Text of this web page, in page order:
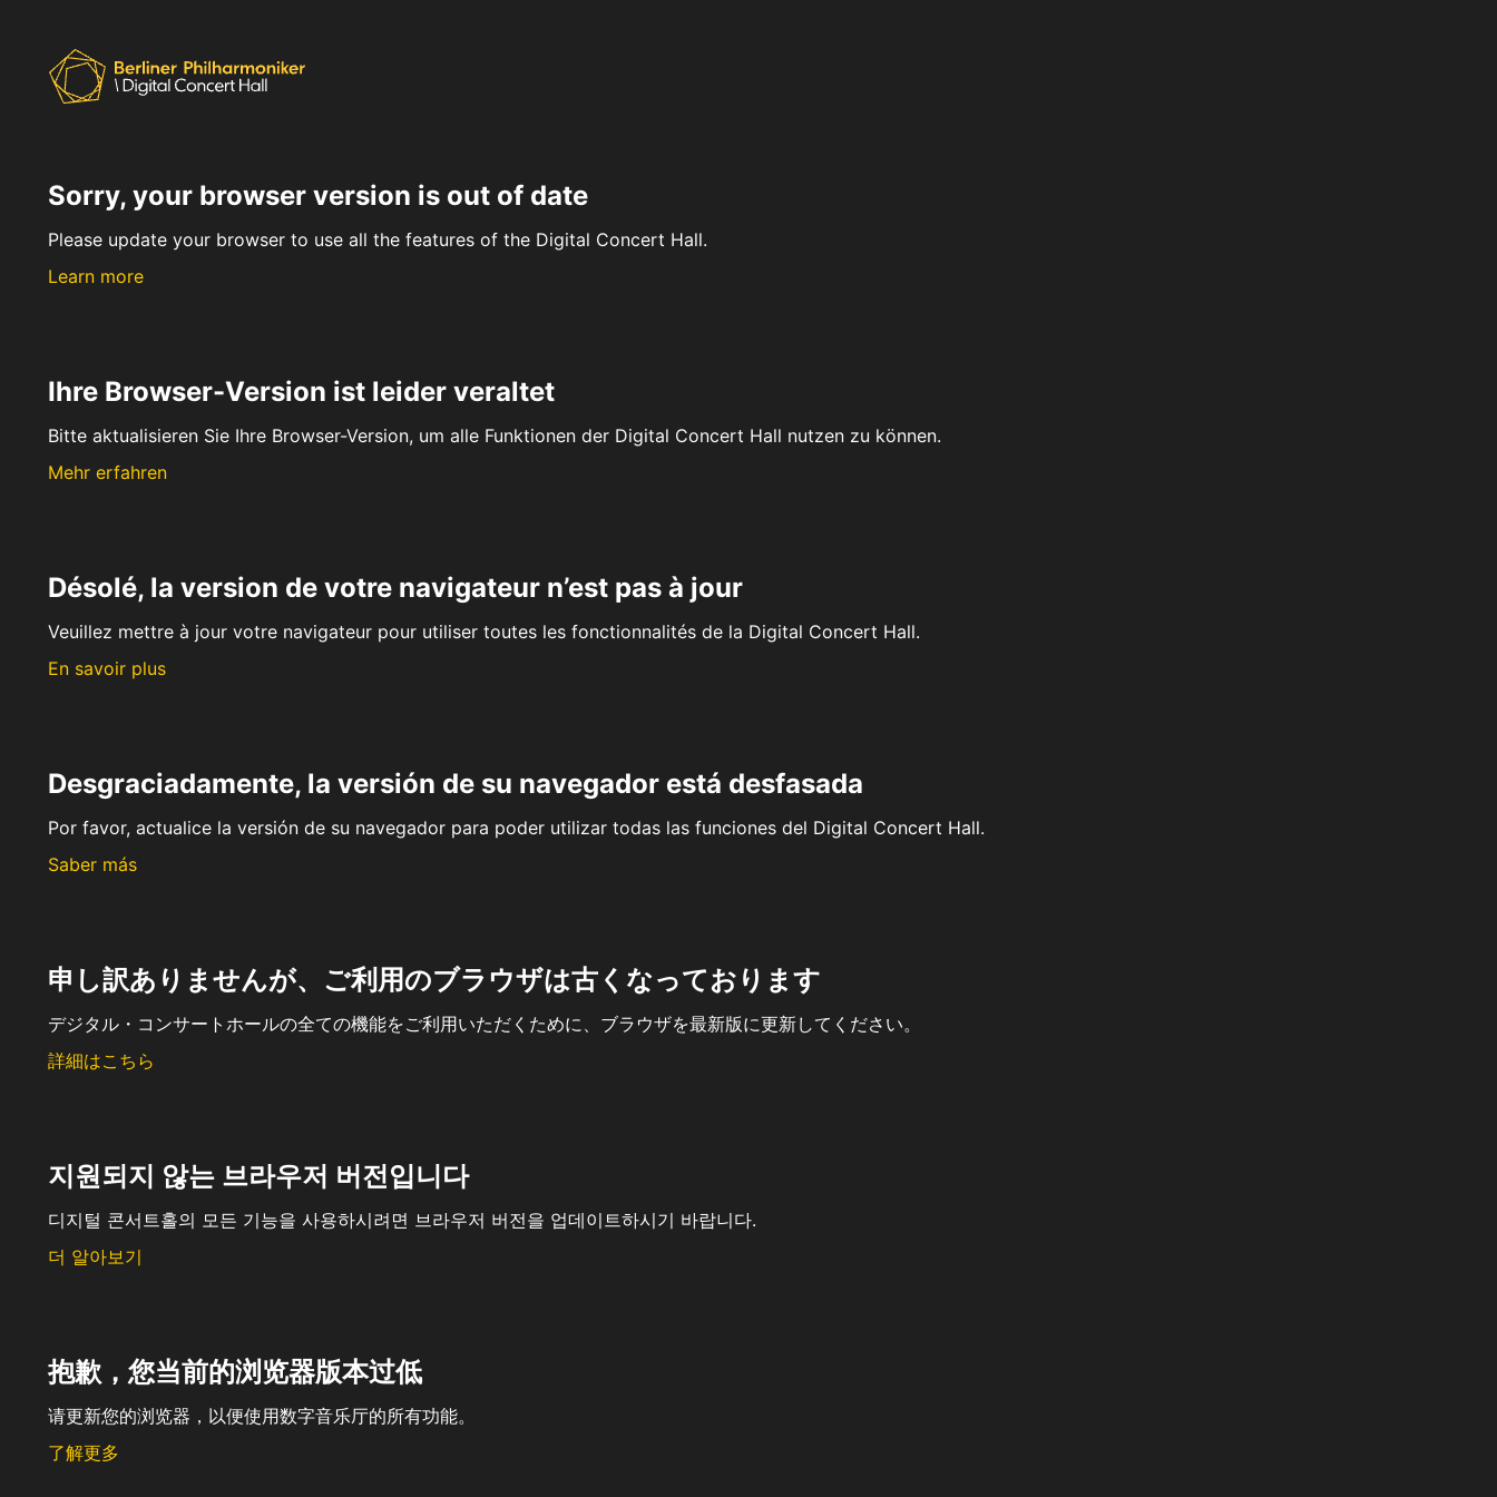
Sorry, your browser version is out of date
Please update your browser to use all the features of the Digital Concert Hall.
Learn more
Ihre Browser-Version ist leider veraltet
Bitte aktualisieren Sie Ihre Browser-Version, um alle Funktionen der Digital Concert Hall nutzen zu können.
Mehr erfahren
Désolé, la version de votre navigateur n’est pas à jour
Veuillez mettre à jour votre navigateur pour utiliser toutes les fonctionnalités de la Digital Concert Hall.
En savoir plus
Desgraciadamente, la versión de su navegador está desfasada
Por favor, actualice la versión de su navegador para poder utilizar todas las funciones del Digital Concert Hall.
Saber más
申し訳ありませんが、ご利用のブラウザは古くなっております
デジタル・コンサートホールの全ての機能をご利用いただくために、ブラウザを最新版に更新してください。
詳細はこちら
지원되지 않는 브라우저 버전입니다
디지털 콘서트홀의 모든 기능을 사용하시려면 브라우저 버전을 업데이트하시기 바랍니다.
더 알아보기
抱歉，您当前的浏览器版本过低
请更新您的浏览器，以便使用数字音乐厅的所有功能。
了解更多